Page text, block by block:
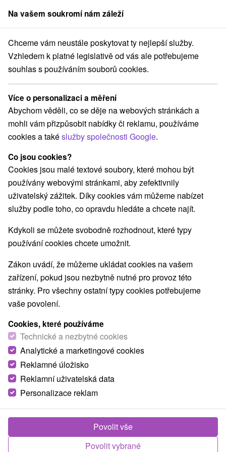
člen skupinySorger
Atrakce na Slovensku Adrenalinové atrakcie Liptovská Mara
Adrenalinové atrakcie Liptovská
Mara
Kategorie
Všechny kategorie
Vodopády(1)
Túry a turistické chodníky
Skanzeny(1) Šport(2) Vyhliadkové lety a plavby(1)
Laserarény a paintball(1) Detské centrá a mestečká
Aquaparky, kúpaliská(1) Drevené kostolíky(1)
Jazerá, plesá, vodné nádrže(1) Pamätníky(1)
ZOO a zvieracie farmy(1) Múzeá a galérie(3)
Turistické atrakcie (8) Adrenalinové atrakcie
Obce a města
Liptovský Mikuláš(4) Liptovský Trnovec(1)
Hurricane Factory Tatralandia
Na vašem soukromí nám záleží
Chceme vám neustále poskytovat ty nejlepší služby.
Vzhledem k platné legislativě od vás ale potřebujeme
souhlas s používáním souborů cookies.
Více o personalizaci a měření
Abychom věděli, co se děje na webových stránkách a
mohli vám přizpůsobit nabídky či reklamu, používáme
cookies a takéslužby společnosti Google.
Co jsou cookies?
Cookies jsou malé textové soubory, které mohou být
používány webovými stránkami, aby zefektivnily
uživatelský zážitek. Díky cookies vám můžeme nabízet
služby podle toho, co opravdu hledáte a chcete najít.
Kdykoli se můžete svobodně rozhodnout, které typy
používání cookies chcete umožnit.
Zákon uvádí, že můžeme ukládat cookies na vašem
zařízení, pokud jsou nezbytně nutné pro provoz této
stránky. Pro všechny ostatní typy cookies potřebujeme
vaše povolení.
Cookies, které používáme
Technické a nezbytné cookies
Analytické a marketingové cookies
Reklamné úložisko
Reklamní uživatelská data
Personalizace reklam
Povolit vybrané
Povolit vše